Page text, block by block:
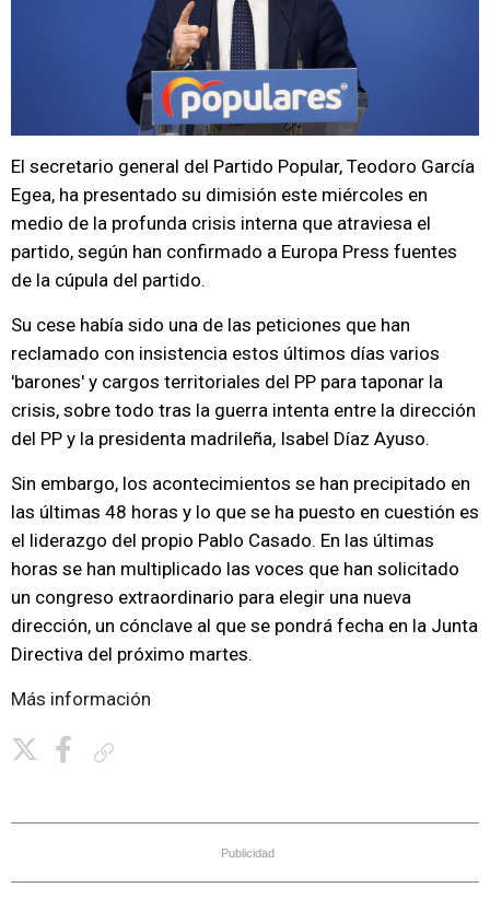
El secretario general del Partido Popular, Teodoro García
Egea, ha presentado su dimisión este miércoles en
medio de la profunda crisis interna que atraviesa el
partido, según han confirmado a Europa Press fuentes
de la cúpula del partido.
Su cese había sido una de las peticiones que han
reclamado con insistencia estos últimos días varios
'barones' y cargos territoriales del PP para taponar la
crisis, sobre todo tras la guerra intenta entre la dirección
del PP y la presidenta madrileña, Isabel Díaz Ayuso.
Sin embargo, los acontecimientos se han precipitado en
las últimas 48 horas y lo que se ha puesto en cuestión es
el liderazgo del propio Pablo Casado. En las últimas
horas se han multiplicado las voces que han solicitado
un congreso extraordinario para elegir una nueva
dirección, un cónclave al que se pondrá fecha en la Junta
Directiva del próximo martes.
Más información
Publicidad